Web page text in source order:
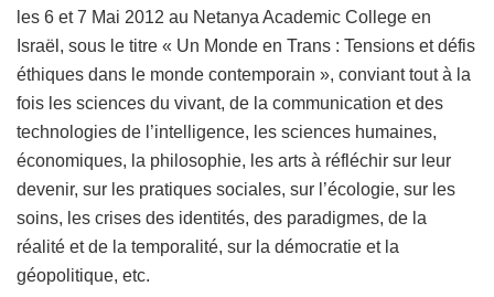
les 6 et 7 Mai 2012 au Netanya Academic College en
Israël, sous le titre « Un Monde en Trans : Tensions et défis
éthiques dans le monde contemporain », conviant tout à la
fois les sciences du vivant, de la communication et des
technologies de l’intelligence, les sciences humaines,
économiques, la philosophie, les arts à réfléchir sur leur
devenir, sur les pratiques sociales, sur l’écologie, sur les
soins, les crises des identités, des paradigmes, de la
réalité et de la temporalité, sur la démocratie et la
géopolitique, etc.